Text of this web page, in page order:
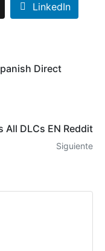
LinkedIn
Direct
All DLCs EN Reddit
Siguiente